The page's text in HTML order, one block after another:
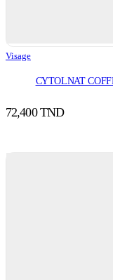
Visage
CYTOLNAT
72,400TND